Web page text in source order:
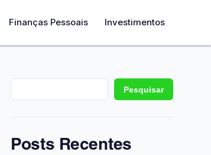
Finanças Pessoais Investimentos
Pesquisar
Posts Recentes